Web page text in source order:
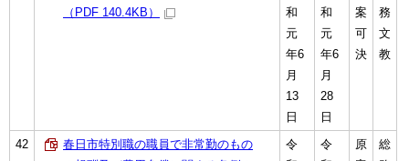
（PDF 140.4KB）
和
元
年6
月
13
日
和
元
年6
月
28
日
案
可
決
務
文
教
42
春日市特別職の職員で非常勤のもの
令
令
原
総